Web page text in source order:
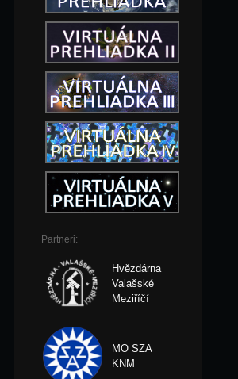
Partneri:
Hvězdárna
Valašské
Meziříčí
MO SZA
KNM